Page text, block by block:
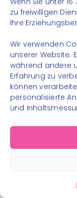
zu freiwilligen
Ihre
Wir verwenden
unserer Website.
während andere
Erfahrung zu
können
personalisierte
und
Kontakt
Instagram
Facebook
© 2026 –